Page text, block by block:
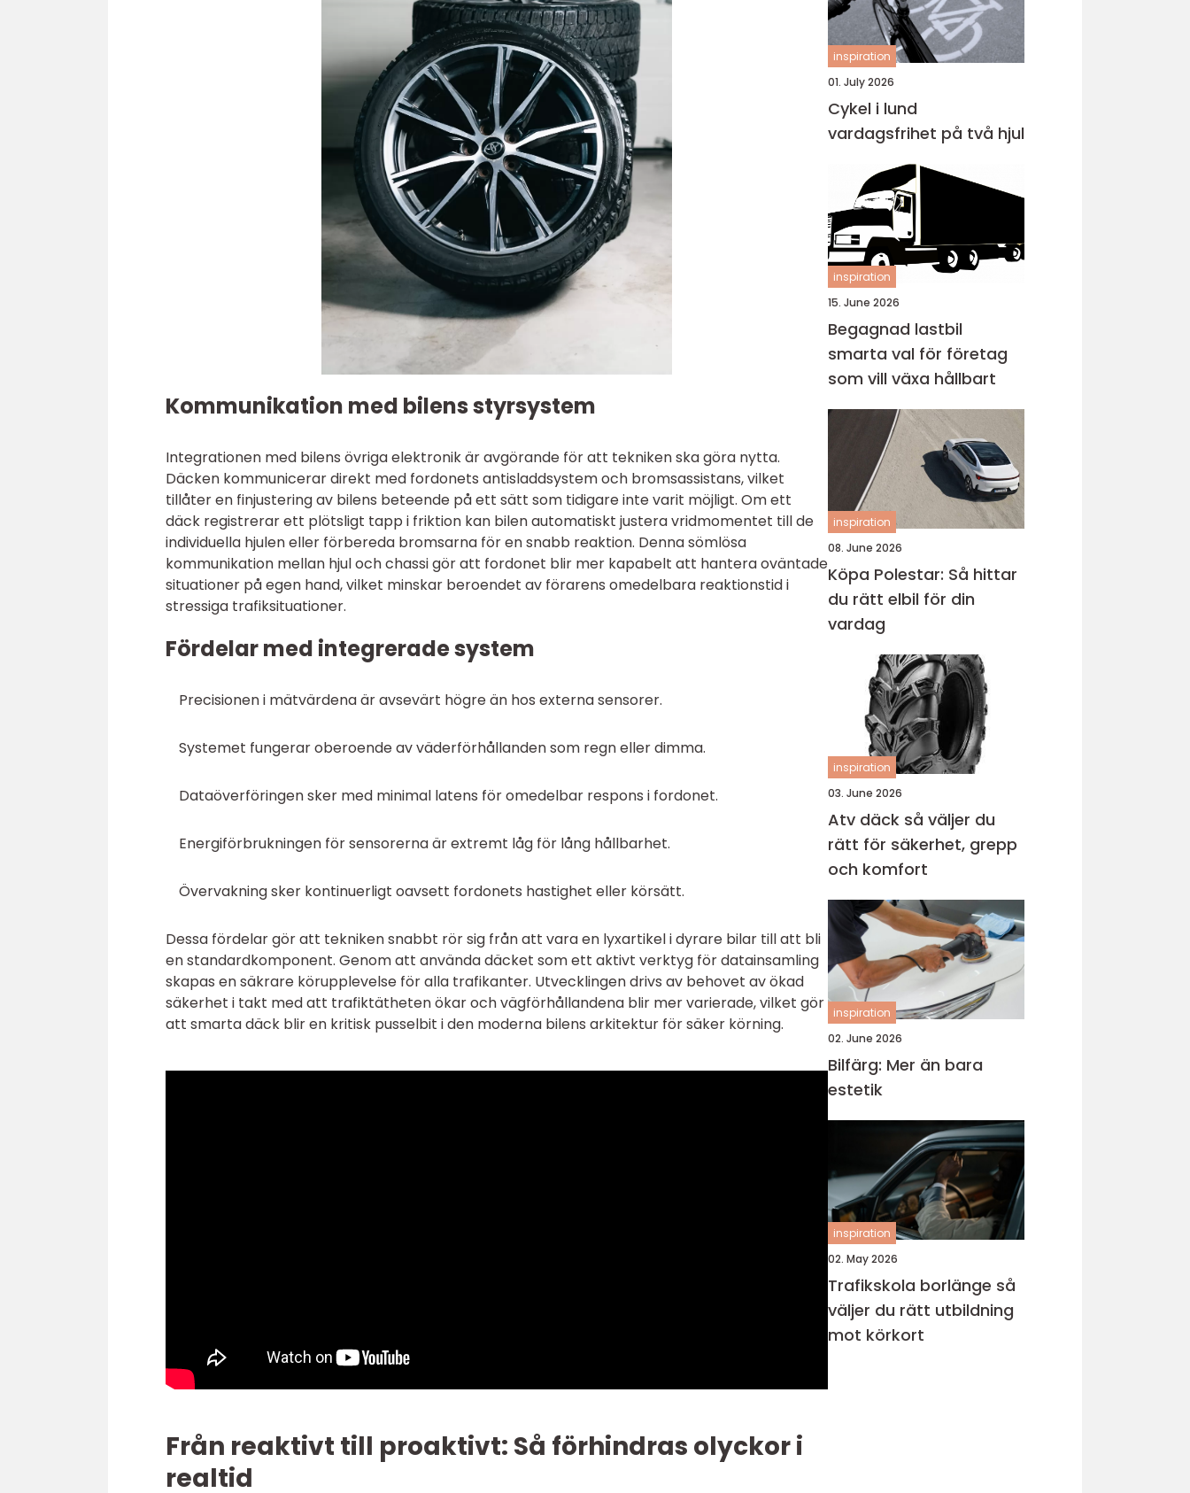
Kommunikation med bilens styrsystem
Integrationen med bilens övriga elektronik är avgörande för att tekniken ska göra nytta.
Däcken kommunicerar direkt med fordonets antisladdsystem och bromsassistans, vilket
tillåter en finjustering av bilens beteende på ett sätt som tidigare inte varit möjligt. Om ett
däck registrerar ett plötsligt tapp i friktion kan bilen automatiskt justera vridmomentet till de
individuella hjulen eller förbereda bromsarna för en snabb reaktion. Denna sömlösa
kommunikation mellan hjul och chassi gör att fordonet blir mer kapabelt att hantera oväntade
situationer på egen hand, vilket minskar beroendet av förarens omedelbara reaktionstid i
stressiga trafiksituationer.
Fördelar med integrerade system
Precisionen i mätvärdena är avsevärt högre än hos externa sensorer.
Systemet fungerar oberoende av väderförhållanden som regn eller dimma.
Dataöverföringen sker med minimal latens för omedelbar respons i fordonet.
Energiförbrukningen för sensorerna är extremt låg för lång hållbarhet.
Övervakning sker kontinuerligt oavsett fordonets hastighet eller körsätt.
Dessa fördelar gör att tekniken snabbt rör sig från att vara en lyxartikel i dyrare bilar till att bli
en standardkomponent. Genom att använda däcket som ett aktivt verktyg för datainsamling
skapas en säkrare körupplevelse för alla trafikanter. Utvecklingen drivs av behovet av ökad
säkerhet i takt med att trafiktätheten ökar och vägförhållandena blir mer varierade, vilket gör
att smarta däck blir en kritisk pusselbit i den moderna bilens arkitektur för säker körning.
Från reaktivt till proaktivt: Så förhindras olyckor i
realtid
inspiration
01. July 2026
Cykel i lund
vardagsfrihet på två hjul
inspiration
15. June 2026
Begagnad lastbil
smarta val för företag
som vill växa hållbart
inspiration
08. June 2026
Köpa Polestar: Så hittar
du rätt elbil för din
vardag
inspiration
03. June 2026
Atv däck så väljer du
rätt för säkerhet, grepp
och komfort
inspiration
02. June 2026
Bilfärg: Mer än bara
estetik
inspiration
02. May 2026
Trafikskola borlänge så
väljer du rätt utbildning
mot körkort